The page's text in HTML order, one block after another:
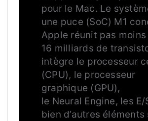
pour le Mac. Le
une puce (SoC) M1
Apple réunit pas moins
16 milliards de
intègre le processeur
(CPU), le processeur
graphique (GPU),
le Neural Engine, les E/
bien d’autres éléments